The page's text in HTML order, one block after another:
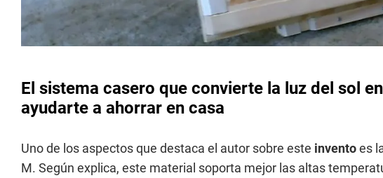
El sistema casero que convierte la luz del sol
ayudarte a ahorrar en casa
Uno de los aspectos que destaca el autor sobre este inventoes
M. Según explica, este material soporta mejor las altas